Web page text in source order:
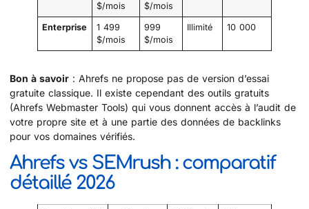
$/mois
$/mois
Enterprise
1 499
$/mois
999
$/mois
Illimité 10 000
Bon à savoir : Ahrefs ne propose pas de version d’essai
gratuite classique. Il existe cependant des outils gratuits
(Ahrefs Webmaster Tools) qui vous donnent accès à l’audit de
votre propre site et à une partie des données de backlinks
pour vos domaines vérifiés.
Ahrefs vs SEMrush : comparatif
détaillé 2026